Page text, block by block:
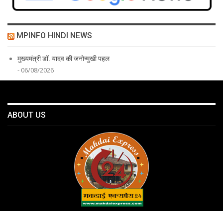
MPINFO HINDI NEWS
मुख्यमंत्री डॉ. यादव की जनोन्मुखी पहल
- 06/08/2026
ABOUT US